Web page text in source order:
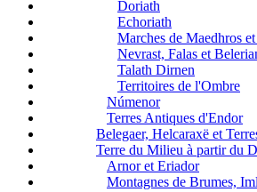
Doriath
Echoriath
Marches de Maedhros
Nevrast, Falas et
Talath Dirnen
Territoires de l'Ombre
Númenor
Terres Antiques d'Endor
Belegaer, Helcaraxë et
Terre du Milieu à partir du
Arnor et Eriador
Montagnes de Brumes,